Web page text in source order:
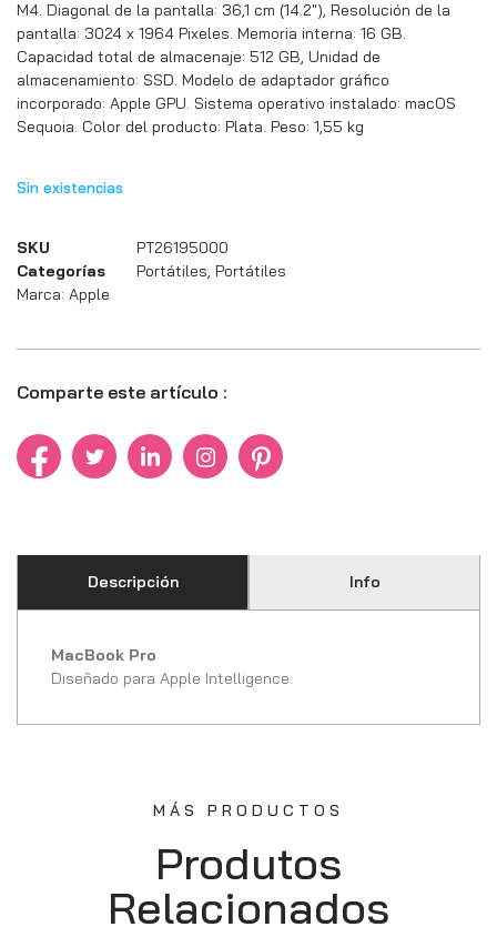
M4. Diagonal de la pantalla: 36,1 cm (14.2″), Resolución de la
pantalla: 3024 x 1964 Pixeles. Memoria interna: 16 GB.
Capacidad total de almacenaje: 512 GB, Unidad de
almacenamiento: SSD. Modelo de adaptador gráfico
incorporado: Apple GPU. Sistema operativo instalado: macOS
Sequoia. Color del producto: Plata. Peso: 1,55 kg
Sin existencias
SKU
PT26195000
Categorías
Portátiles, Portátiles
Marca: Apple
Comparte este artículo :
Descripción Info
MacBook Pro
Diseñado para Apple Intelligence.
MÁS PRODUCTOS
Produtos
Relacionados